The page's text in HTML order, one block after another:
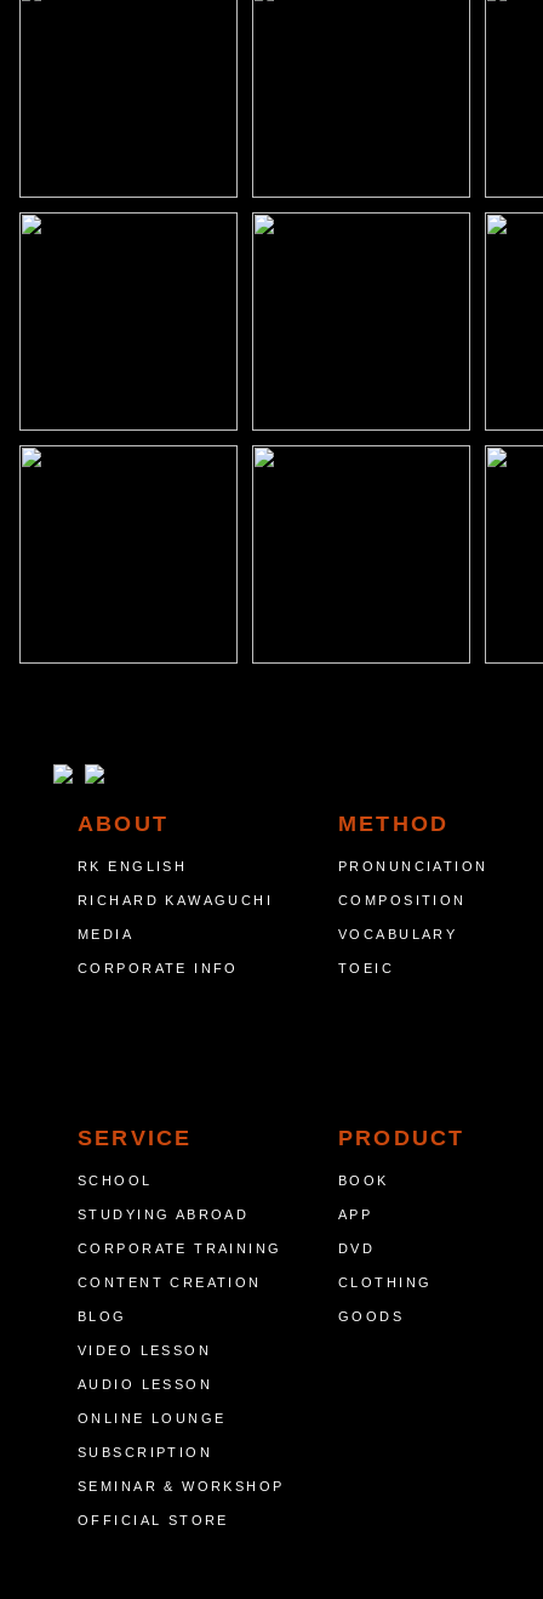
ABOUT
RK ENGLISH
RICHARD KAWAGUCHI
MEDIA
CORPORATE INFO
METHOD
PRONUNCIATION
COMPOSITION
VOCABULARY
TOEIC
SERVICE
SCHOOL
STUDYING ABROAD
CORPORATE TRAINING
CONTENT CREATION
BLOG
VIDEO LESSON
AUDIO LESSON
ONLINE LOUNGE
SUBSCRIPTION
SEMINAR & WORKSHOP
OFFICIAL STORE
PRODUCT
BOOK
APP
DVD
CLOTHING
GOODS